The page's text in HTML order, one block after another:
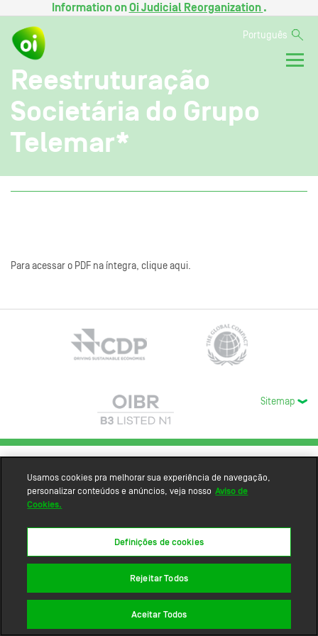
Information onOi Judicial Reorganization .
Português
Reestruturação
Societária do Grupo
Telemar*
Para acessar o PDF na íntegra, clique aqui.
Sitemap
Usamos cookies pra melhorar sua experiência de navegação,
personalizar conteúdos e anúncios, veja nosso Aviso de
Cookies.
Definições de cookies
Rejeitar Todos
Aceitar Todos